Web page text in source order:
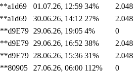
01.07.26, 12:59 34% 2.048
30.06.26, 14:12 27% 2.048
29.06.26, 19:05 4% 0
29.06.26, 16:52 38% 2.048
28.06.26, 15:36 31% 2.048
27.06.26, 06:00 112% 0